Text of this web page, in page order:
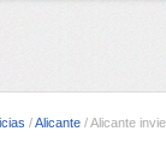
/Alicante /Alicante